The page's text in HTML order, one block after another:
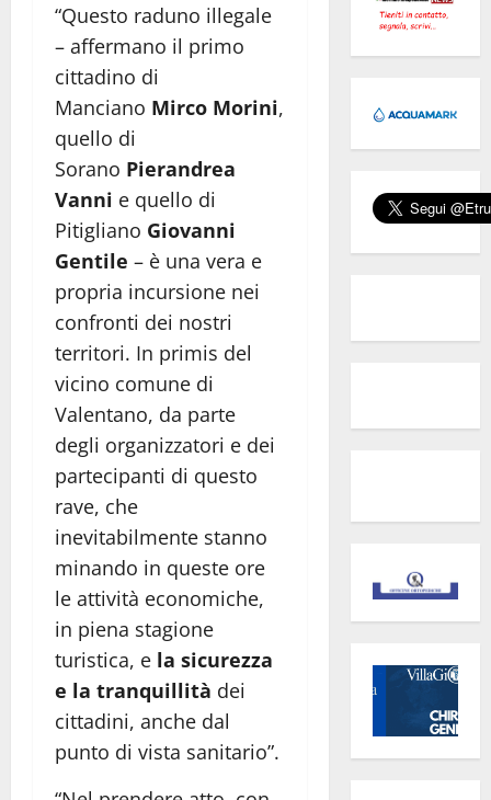
“Questo raduno illegale
– affermano il primo
cittadino di
Manciano Mirco Morini,
quello di
Sorano Pierandrea
Vanni e quello di
Pitigliano Giovanni
Gentile – è una vera e
propria incursione nei
confronti dei nostri
territori. In primis del
vicino comune di
Valentano, da parte
degli organizzatori e dei
partecipanti di questo
rave, che
inevitabilmente stanno
minando in queste ore
le attività economiche,
in piena stagione
turistica, e la sicurezza
e la tranquillità dei
cittadini, anche dal
punto di vista sanitario”.